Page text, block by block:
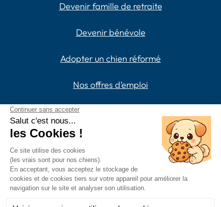
Devenir famille de retraite
Devenir bénévole
Adopter un chien réformé
Nos offres d’emploi